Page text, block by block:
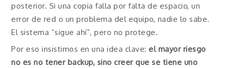
posterior. Si una copia falla por falta de espacio, un
error de red o un problema del equipo, nadie lo sabe.
El sistema “sigue ahí”, pero no protege.
Por eso insistimos en una idea clave:el mayor riesgo
no es no tener backup, sino creer que se tiene uno